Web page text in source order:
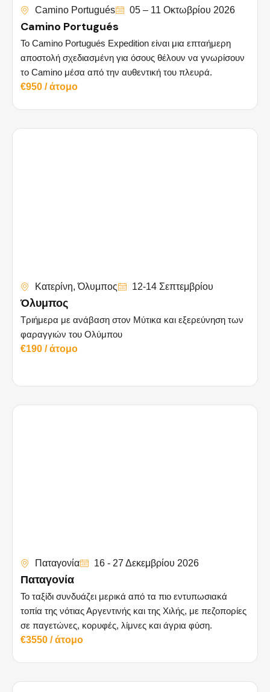
Camino Portugués 05 – 11 Οκτωβρίου 2026
Camino Portugués
Το Camino Portugués Expedition είναι μια επταήμερη
αποστολή σχεδιασμένη για όσους θέλουν να γνωρίσουν
το Camino μέσα από την αυθεντική του πλευρά.
€950 / άτομο
Κατερίνη, Όλυμπος 12-14 Σεπτεμβρίου
Όλυμπος
Τριήμερα με ανάβαση στον Μύτικα και εξερεύνηση των
φαραγγιών του Ολύμπου
€190 / άτομο
Παταγονία 16 - 27 Δεκεμβρίου 2026
Παταγονία
Το ταξίδι συνδυάζει μερικά από τα πιο εντυπωσιακά
τοπία της νότιας Αργεντινής και της Χιλής, με πεζοπορίες
σε παγετώνες, κορυφές, λίμνες και άγρια φύση.
€3550 / άτομο